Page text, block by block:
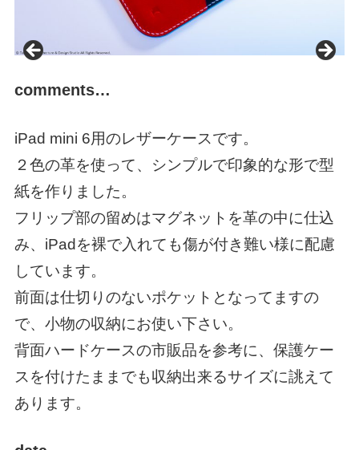
comments…
iPad mini 6用のレザーケースです。
２色の革を使って、シンプルで印象的な形で型
紙を作りました。
フリップ部の留めはマグネットを革の中に仕込
み、iPadを裸で入れても傷が付き難い様に配慮
しています。
前面は仕切りのないポケットとなってますの
で、小物の収納にお使い下さい。
背面ハードケースの市販品を参考に、保護ケー
スを付けたままでも収納出来るサイズに誂えて
あります。